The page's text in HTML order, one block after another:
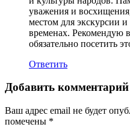
уважения и
местом для экскурсии
временах. Рекомендую
обязательно посетить
Ответить
Добавить комментарий
Ваш адрес email не будет
помечены *